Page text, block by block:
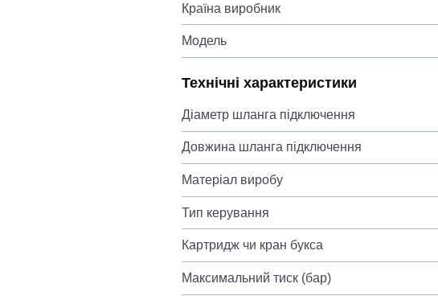
Країна виробник
Модель
Технічні характеристики
Діаметр шланга підключення
Довжина шланга підключення
Матеріал виробу
Тип керування
Картридж чи кран букса
Максимальний тиск (бар)